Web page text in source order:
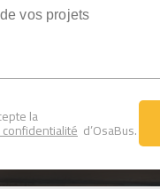
la
d’OsaBus.